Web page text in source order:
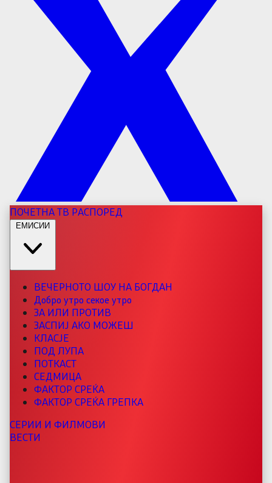
ПОЧЕТНАТВ РАСПОРЕД
ЕМИСИИ
ВЕЧЕРНОТО ШОУ НА БОГДАН
Добро утро секое утро
ЗА ИЛИ ПРОТИВ
ЗАСПИЈ АКО МОЖЕШ
КЛАСЈЕ
ПОД ЛУПА
ПОТКАСТ
СЕДМИЦА
ФАКТОР СРЕЌА
ФАКТОР СРЕЌА ГРЕПКА
СЕРИИ И ФИЛМОВИ
ВЕСТИ